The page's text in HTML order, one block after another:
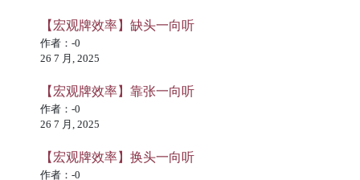
【宏观牌效率】缺头一向听
作者：-0
26 7 月, 2025
【宏观牌效率】靠张一向听
作者：-0
26 7 月, 2025
【宏观牌效率】换头一向听
作者：-0